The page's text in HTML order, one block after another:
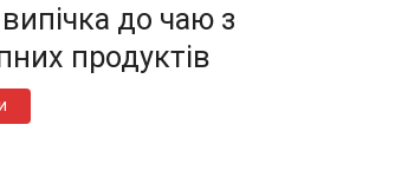
до чаю з
продуктів